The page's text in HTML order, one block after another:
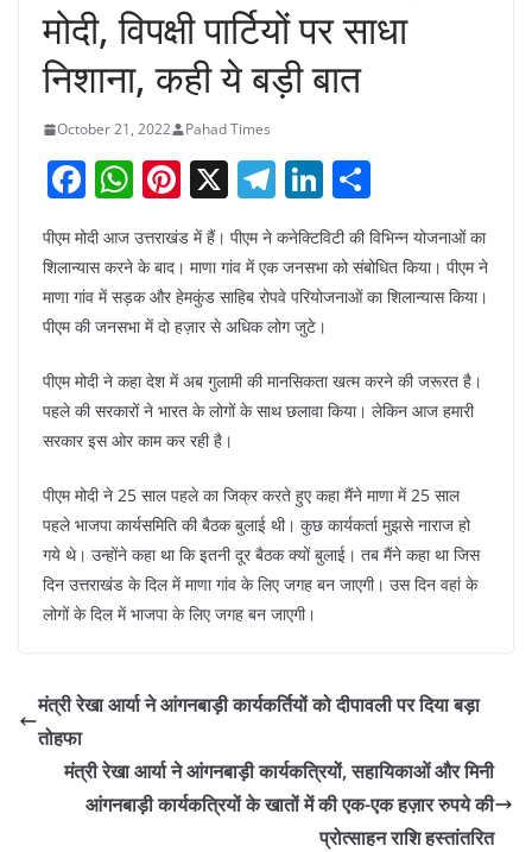
मोदी, विपक्षी पार्टियों पर साधा
निशाना, कही ये बड़ी बात
October 21, 2022 Pahad Times
F
a
c
e
b
o
o
k
W
at
s
A
p
p
Pi
nt
er
e
st
X T
el
e
gr
a
m
Li
n
k
e
dI
n
h
ar
e
पीएम मोदी आज उत्तराखंड में हैं। पीएम ने कनेक्टिविटी की विभिन्न योजनाओं का
शिलान्यास करने के बाद। माणा गांव में एक जनसभा को संबोधित किया। पीएम ने
माणा गांव में सड़क और हेमकुंड साहिब रोपवे परियोजनाओं का शिलान्यास किया।
पीएम की जनसभा में दो हज़ार से अधिक लोग जुटे।
पीएम मोदी ने कहा देश में अब गुलामी की मानसिकता खत्म करने की जरूरत है।
पहले की सरकारों ने भारत के लोगों के साथ छलावा किया। लेकिन आज हमारी
सरकार इस ओर काम कर रही है।
पीएम मोदी ने 25 साल पहले का जिक्र करते हुए कहा मैंने माणा में 25 साल
पहले भाजपा कार्यसमिति की बैठक बुलाई थी। कुछ कार्यकर्ता मुझसे नाराज हो
गये थे। उन्होंने कहा था कि इतनी दूर बैठक क्यों बुलाई। तब मैंने कहा था जिस
दिन उत्तराखंड के दिल में माणा गांव के लिए जगह बन जाएगी। उस दिन वहां के
लोगों के दिल में भाजपा के लिए जगह बन जाएगी।
मंत्री रेखा आर्या ने आंगनबाड़ी कार्यकर्तियों को दीपावली पर दिया बड़ा
तोहफा
मंत्री रेखा आर्या ने आंगनबाड़ी कार्यकत्रियों, सहायिकाओं और मिनी
आंगनबाड़ी कार्यकत्रियों के खातों में की एक-एक हज़ार रुपये की
प्रोत्साहन राशि हस्तांतरित